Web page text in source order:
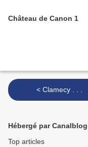
Château de Canon 1
< Clamecy . . .
Hébergé par Canalblog
Top articles